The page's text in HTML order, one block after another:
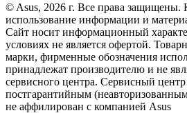
© Asus, 2026 г. Все права защищены.
использование информации и
Сайт носит информационный
условиях не является офертой.
марки, фирменные обозначения
принадлежат производителю и не
сервисного центра. Сервисный центр
постгарантийным
не аффилирован с компанией Asus